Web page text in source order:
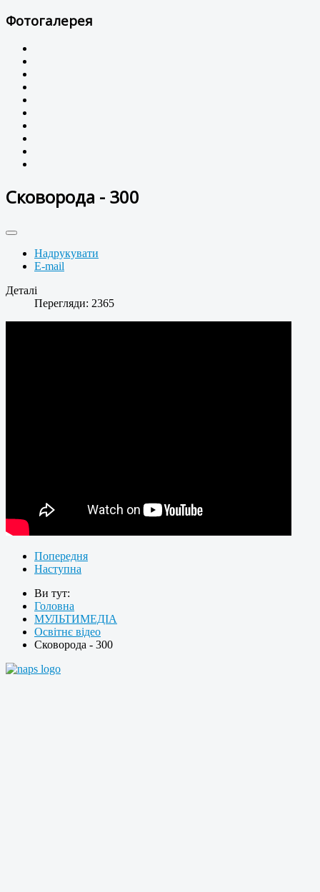
Фотогалерея
Сковорода - 300
Надрукувати
E-mail
Деталі
Перегляди: 2365
Попередня
Наступна
Ви тут:
Головна
МУЛЬТИМЕДІА
Освітнє відео
Сковорода - 300